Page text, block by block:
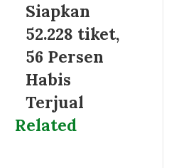
Siapkan
52.228 tiket,
56 Persen
Habis
Terjual
Related